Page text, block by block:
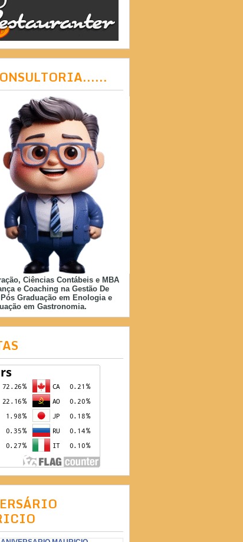
Ciências Contábeis e MBA
e Coaching na Gestão De
Graduação em Enologia e
em Gastronomia.